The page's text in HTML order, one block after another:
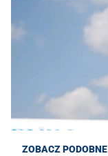
ZOBACZ PODOBNE